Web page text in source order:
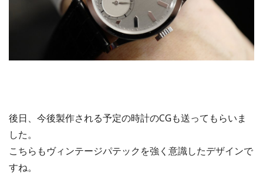
後日、今後製作される予定の時計のCGも送ってもらいま
した。
こちらもヴィンテージパテックを強く意識したデザインで
すね。